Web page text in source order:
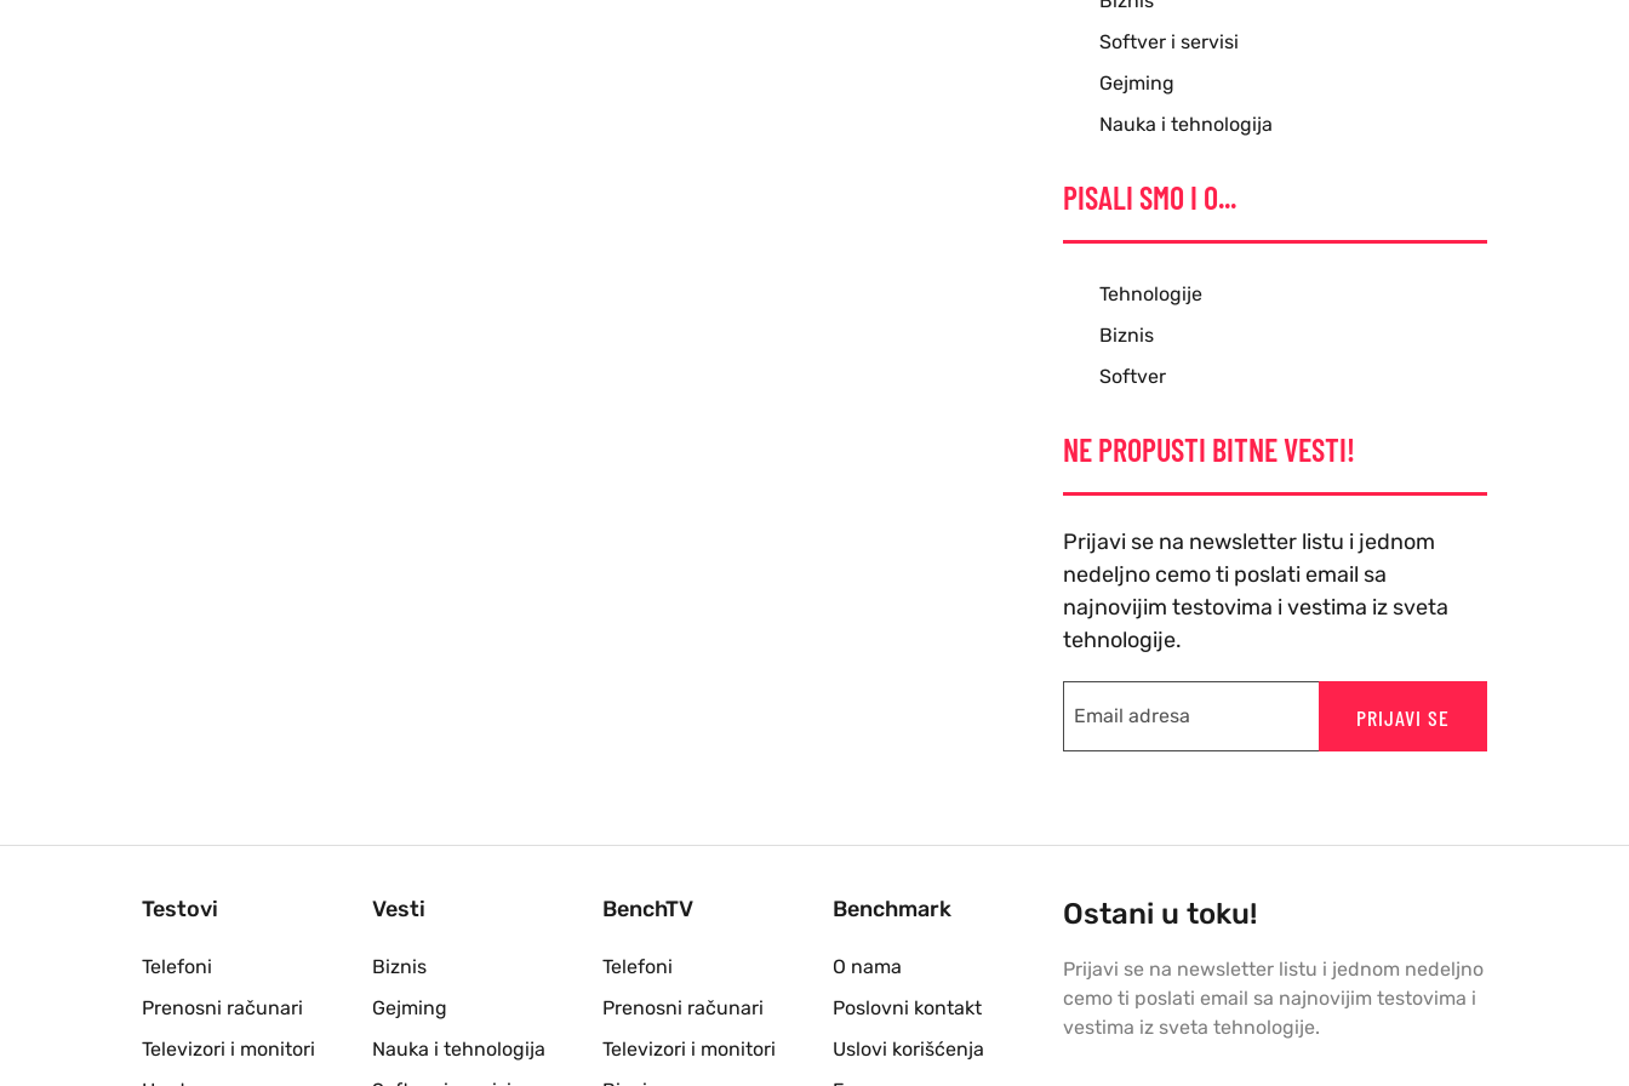
Softver i servisi
Gejming
Nauka i tehnologija
PISALI SMO I O...
Tehnologije
Biznis
Softver
NE PROPUSTI BITNE VESTI!
Prijavi se na newsletter listu i jednom
nedeljno cemo ti poslati email sa
najnovijim testovima i vestima iz sveta
tehnologije.
PRIJAVI SE
Testovi
Telefoni
Prenosni računari
Televizori i monitori
Vesti
Biznis
Gejming
Nauka i tehnologija
BenchTV
Telefoni
Prenosni računari
Televizori i monitori
Benchmark
O nama
Poslovni kontakt
Uslovi korišćenja
Ostani u toku!
Prijavi se na newsletter listu i jednom nedeljno
cemo ti poslati email sa najnovijim testovima i
vestima iz sveta tehnologije.